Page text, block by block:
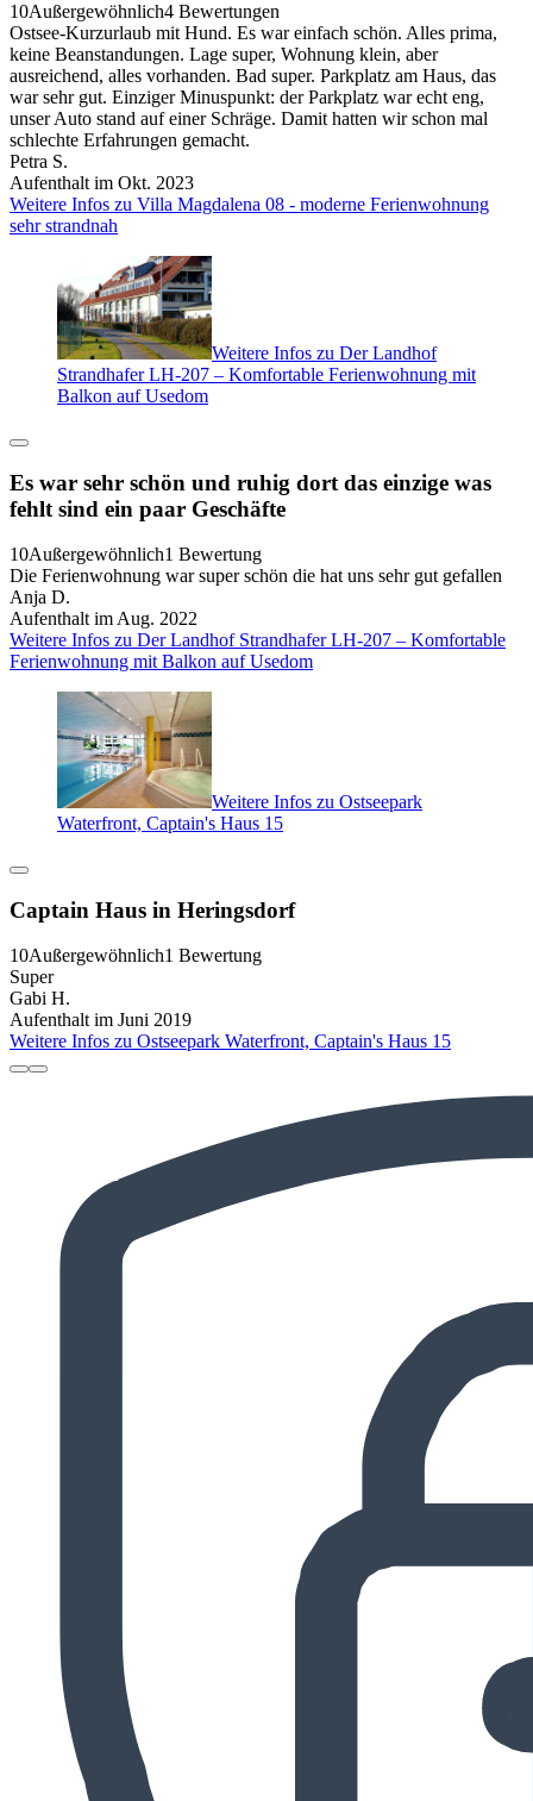
10Außergewöhnlich4 Bewertungen
Ostsee-Kurzurlaub mit Hund. Es war einfach schön. Alles prima,
keine Beanstandungen. Lage super, Wohnung klein, aber
ausreichend, alles vorhanden. Bad super. Parkplatz am Haus, das
war sehr gut. Einziger Minuspunkt: der Parkplatz war echt eng,
unser Auto stand auf einer Schräge. Damit hatten wir schon mal
schlechte Erfahrungen gemacht.
Petra S.
Aufenthalt im Okt. 2023
Weitere Infos zu Villa Magdalena 08 - moderne Ferienwohnung
sehr strandnah
Weitere Infos zu Der Landhof
Strandhafer LH-207 – Komfortable Ferienwohnung mit
Balkon auf Usedom
Es war sehr schön und ruhig dort das einzige was
fehlt sind ein paar Geschäfte
10Außergewöhnlich1 Bewertung
Die Ferienwohnung war super schön die hat uns sehr gut gefallen
Anja D.
Aufenthalt im Aug. 2022
Weitere Infos zu Der Landhof Strandhafer LH-207 – Komfortable
Ferienwohnung mit Balkon auf Usedom
Weitere Infos zu Ostseepark
Waterfront, Captain's Haus 15
Captain Haus in Heringsdorf
10Außergewöhnlich1 Bewertung
Super
Gabi H.
Aufenthalt im Juni 2019
Weitere Infos zu Ostseepark Waterfront, Captain's Haus 15